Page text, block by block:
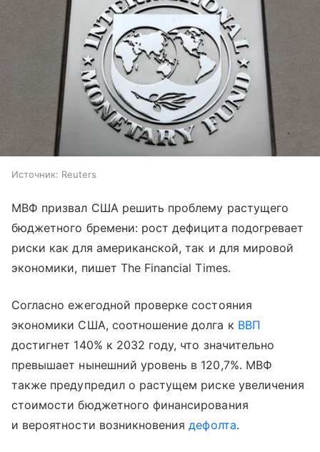
Источник: Reuters
МВФ призвал США решить проблему растущего
бюджетного бремени: рост дефицита подогревает
риски как для американской, так и для мировой
экономики, пишет The Financial Times.
Согласно ежегодной проверке состояния
экономики США, соотношение долга к ВВП
достигнет 140% к 2032 году, что значительно
превышает нынешний уровень в 120,7%. МВФ
также предупредил о растущем риске увеличения
стоимости бюджетного финансирования
и вероятности возникновениядефолта.